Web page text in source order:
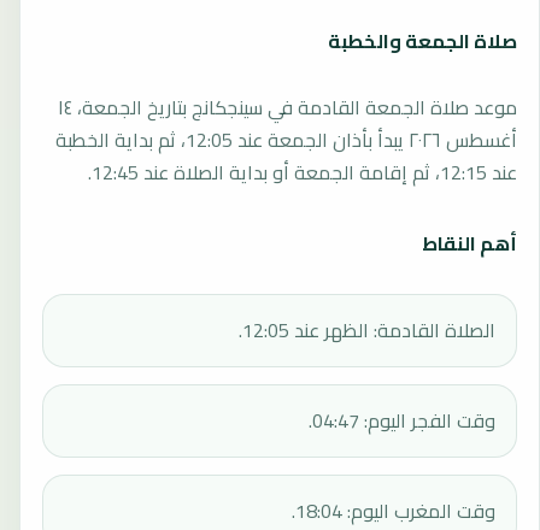
صلاة الجمعة والخطبة
موعد صلاة الجمعة القادمة في سينجكانج بتاريخ الجمعة، ١٤
أغسطس ٢٠٢٦ يبدأ بأذان الجمعة عند 12:05، ثم بداية الخطبة
عند 12:15، ثم إقامة الجمعة أو بداية الصلاة عند 12:45.
أهم النقاط
الصلاة القادمة: الظهر عند 12:05.
وقت الفجر اليوم: 04:47.
وقت المغرب اليوم: 18:04.